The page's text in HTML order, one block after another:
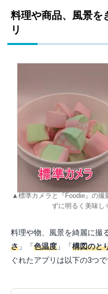
料理や商品、風景を
リ
▲標準カメラと『Foodie』の
ずに明るく美味し
料理や物、風景を綺麗に撮
さ 」「色温度 」「構図のと
ぐれたアプリは以下の3つで